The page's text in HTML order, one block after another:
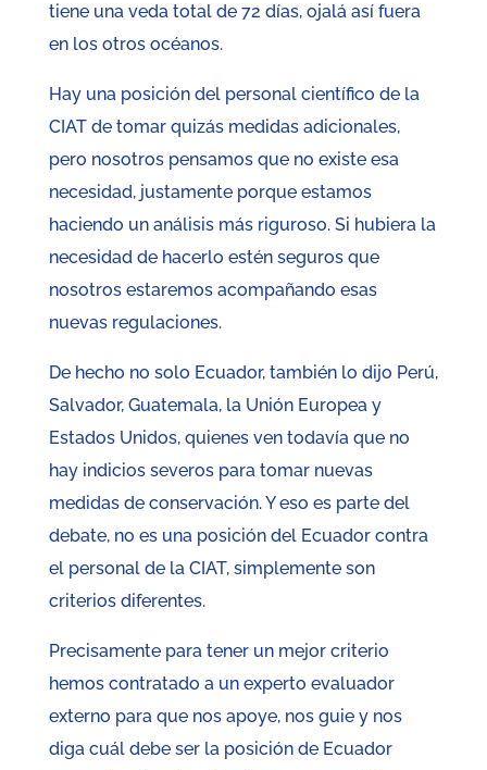
tiene una veda total de 72 días, ojalá así fuera
en los otros océanos.
Hay una posición del personal científico de la
CIAT de tomar quizás medidas adicionales,
pero nosotros pensamos que no existe esa
necesidad, justamente porque estamos
haciendo un análisis más riguroso. Si hubiera la
necesidad de hacerlo estén seguros que
nosotros estaremos acompañando esas
nuevas regulaciones.
De hecho no solo Ecuador, también lo dijo Perú,
Salvador, Guatemala, la Unión Europea y
Estados Unidos, quienes ven todavía que no
hay indicios severos para tomar nuevas
medidas de conservación. Y eso es parte del
debate, no es una posición del Ecuador contra
el personal de la CIAT, simplemente son
criterios diferentes.
Precisamente para tener un mejor criterio
hemos contratado a un experto evaluador
externo para que nos apoye, nos guie y nos
diga cuál debe ser la posición de Ecuador